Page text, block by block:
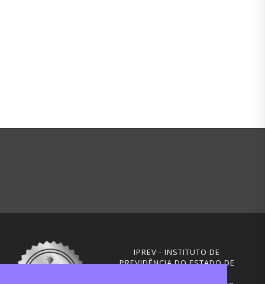
IPREV - INSTITUTO DE
PREVIDÊNCIA DO ESTADO DE